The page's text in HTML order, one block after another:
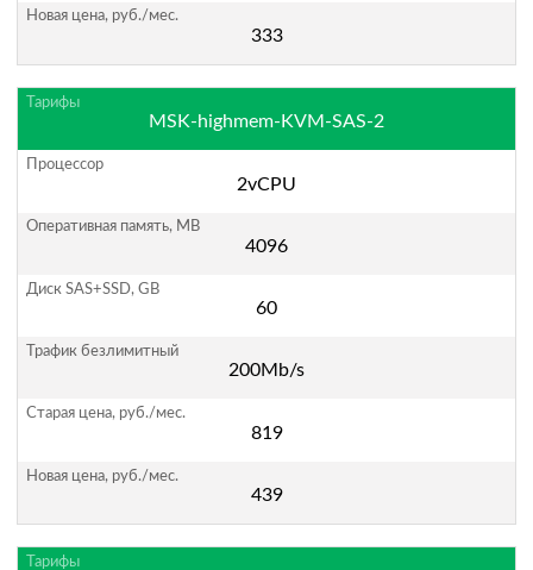
333
MSK-highmem-KVM-SAS-2
2vCPU
4096
60
200Mb/s
819
439